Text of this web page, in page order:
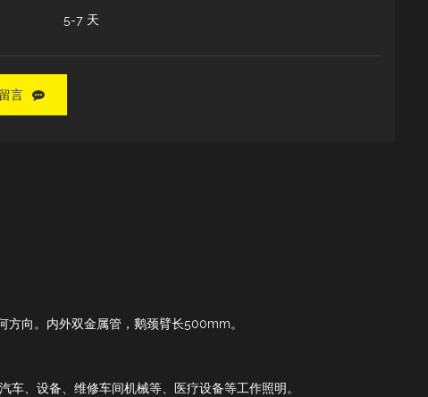
5-7 天
言
向。内外双金属管，鹅颈臂长500mm。
、设备、维修车间机械等、医疗设备等工作照明。